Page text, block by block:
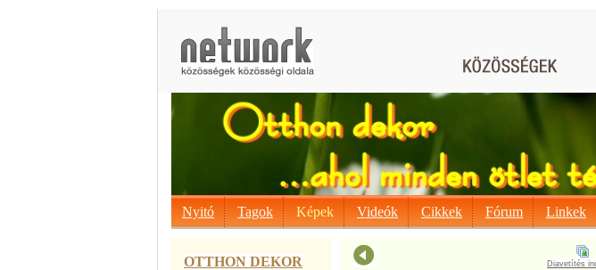
Nyitó Tagok Képek Videók Cikkek Fórum Linkek
OTTHON DEKOR
Diavetítés